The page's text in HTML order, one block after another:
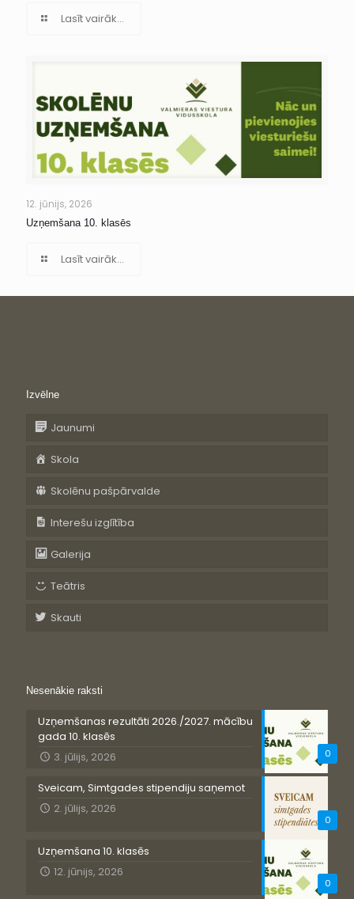
Lasīt vairāk...
12. jūnijs, 2026
Uzņemšana 10. klasēs
Lasīt vairāk...
Izvēlne
Jaunumi
Skola
Skolēnu pašpārvalde
Interešu izglītība
Galerija
Teātris
Skauti
Nesenākie raksti
0
Uzņemšanas rezultāti 2026./2027. mācību
gada 10. klasēs
3. jūlijs, 2026
0
Sveicam, Simtgades stipendiju saņemot
2. jūlijs, 2026
0
Uzņemšana 10. klasēs
12. jūnijs, 2026